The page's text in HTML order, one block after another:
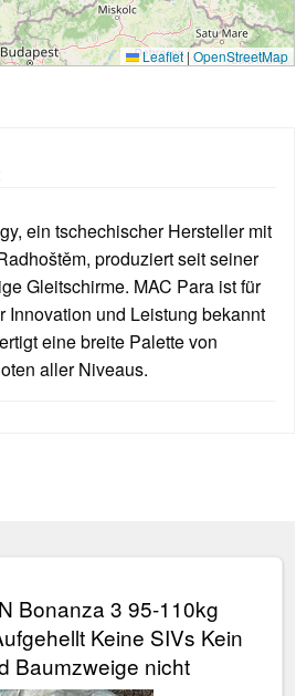
Leaflet | OpenStreetMap
ein tschechischer Hersteller mit
produziert seit seiner
Gleitschirme. MAC Para ist für
Innovation und Leistung bekannt
eine breite Palette von
aller Niveaus.
Bonanza 3 95-110kg
Keine SIVs Kein
Baumzweige nicht